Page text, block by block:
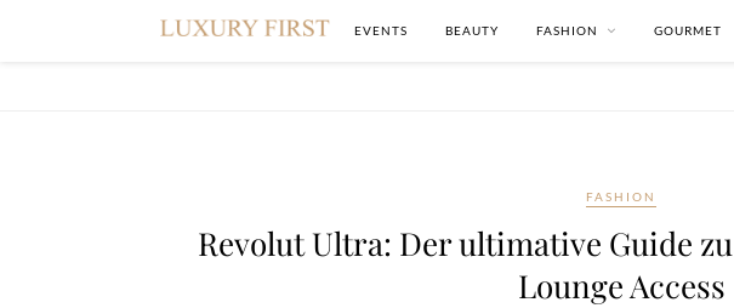
EVENTS BEAUTY FASHION GOURMET
FASHION
Revolut Ultra: Der ultimative Guide
Lounge Access